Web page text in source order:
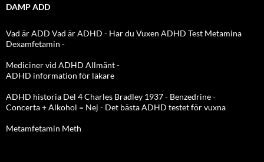
DAMP ADD
Vad är ADD Vad är ADHD - Har du Vuxen ADHD Test Metamina
Dexamfetamin -
Mediciner vid ADHD Allmänt-
ADHD information för läkare
ADHD historia Del 4 Charles Bradley 1937 - Benzedrine-
Concerta + Alkohol = Nej - Det bästa ADHD testet för vuxna
Metamfetamin Meth